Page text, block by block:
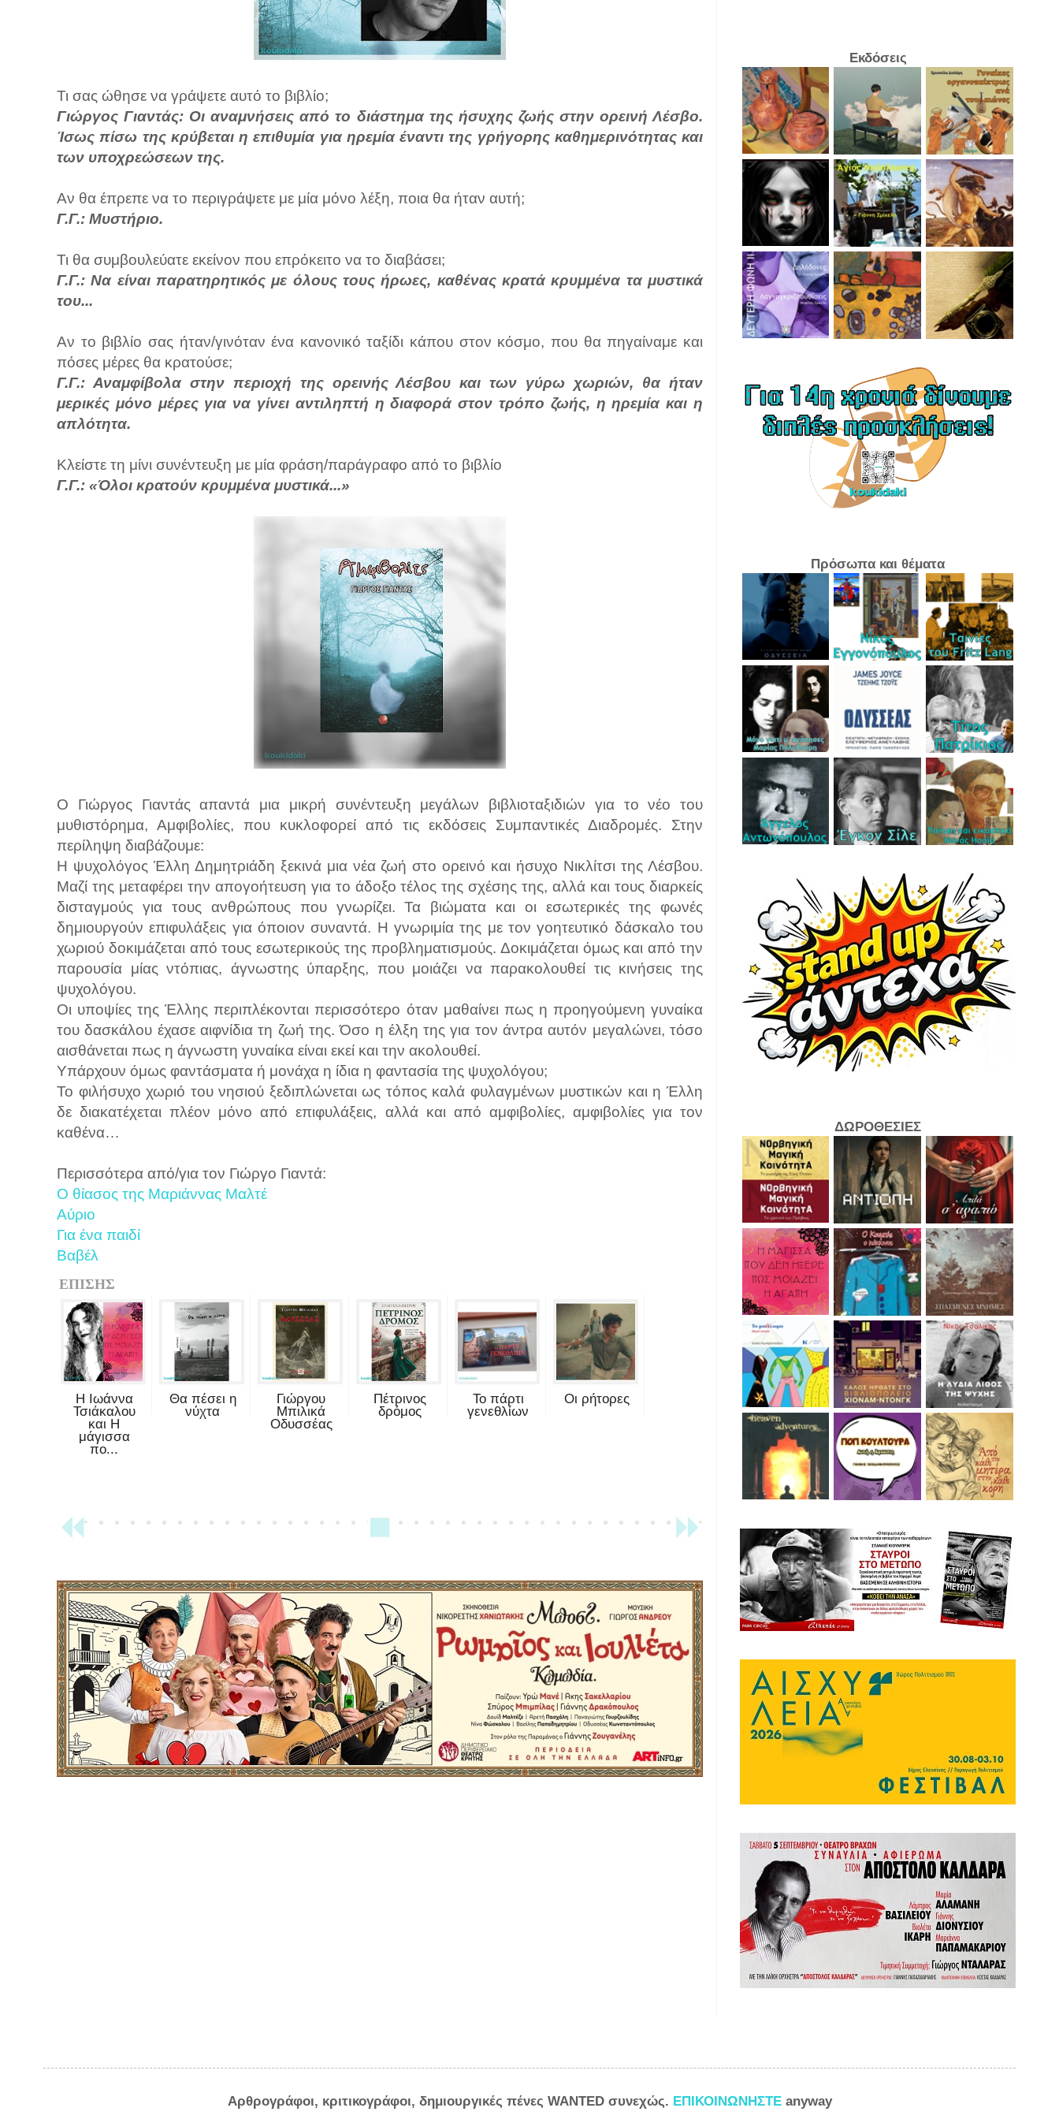
Τι σας ώθησε να γράψετε αυτό το βιβλίο;
Γιώργος Γιαντάς: Οι αναμνήσεις από το διάστημα της ήσυχης ζωής στην ορεινή Λέσβο.
Ίσως πίσω της κρύβεται η επιθυμία για ηρεμία έναντι της γρήγορης καθημερινότητας και
των υποχρεώσεων της.
Αν θα έπρεπε να το περιγράψετε με μία μόνο λέξη, ποια θα ήταν αυτή;
Γ.Γ.: Μυστήριο.
Τι θα συμβουλεύατε εκείνον που επρόκειτο να το διαβάσει;
Γ.Γ.: Να είναι παρατηρητικός με όλους τους ήρωες, καθένας κρατά κρυμμένα τα μυστικά
του...
Αν το βιβλίο σας ήταν/γινόταν ένα κανονικό ταξίδι κάπου στον κόσμο, που θα πηγαίναμε και
πόσες μέρες θα κρατούσε;
Γ.Γ.: Αναμφίβολα στην περιοχή της ορεινής Λέσβου και των γύρω χωριών, θα ήταν
μερικές μόνο μέρες για να γίνει αντιληπτή η διαφορά στον τρόπο ζωής, η ηρεμία και η
απλότητα.
Κλείστε τη μίνι συνέντευξη με μία φράση/παράγραφο από το βιβλίο
Γ.Γ.: «Όλοι κρατούν κρυμμένα μυστικά...»
Ο Γιώργος Γιαντάς απαντά μια μικρή συνέντευξη μεγάλων βιβλιοταξιδιών για το νέο του
μυθιστόρημα, Αμφιβολίες, που κυκλοφορεί από τις εκδόσεις Συμπαντικές Διαδρομές. Στην
περίληψη διαβάζουμε:
Η ψυχολόγος Έλλη Δημητριάδη ξεκινά μια νέα ζωή στο ορεινό και ήσυχο Νικλίτσι της Λέσβου.
Μαζί της μεταφέρει την απογοήτευση για το άδοξο τέλος της σχέσης της, αλλά και τους διαρκείς
δισταγμούς για τους ανθρώπους που γνωρίζει. Τα βιώματα και οι εσωτερικές της φωνές
δημιουργούν επιφυλάξεις για όποιον συναντά. Η γνωριμία της με τον γοητευτικό δάσκαλο του
χωριού δοκιμάζεται από τους εσωτερικούς της προβληματισμούς. Δοκιμάζεται όμως και από την
παρουσία μίας ντόπιας, άγνωστης ύπαρξης, που μοιάζει να παρακολουθεί τις κινήσεις της
ψυχολόγου.
Οι υποψίες της Έλλης περιπλέκονται περισσότερο όταν μαθαίνει πως η προηγούμενη γυναίκα
του δασκάλου έχασε αιφνίδια τη ζωή της. Όσο η έλξη της για τον άντρα αυτόν μεγαλώνει, τόσο
αισθάνεται πως η άγνωστη γυναίκα είναι εκεί και την ακολουθεί.
Υπάρχουν όμως φαντάσματα ή μονάχα η ίδια η φαντασία της ψυχολόγου;
Το φιλήσυχο χωριό του νησιού ξεδιπλώνεται ως τόπος καλά φυλαγμένων μυστικών και η Έλλη
δε διακατέχεται πλέον μόνο από επιφυλάξεις, αλλά και από αμφιβολίες, αμφιβολίες για τον
καθένα…
Περισσότερα από/για τον Γιώργο Γιαντά:
Ο θίασος της Μαριάννας Μαλτέ
Αύριο
Για ένα παιδί
Βαβέλ
ΕΠΙΣΗΣ
Η Ιωάννα
Τσιάκαλου
και Η
μάγισσα
πο...
Θα πέσει η
νύχτα
Γιώργου
Μπιλικά
Οδυσσέας
Πέτρινος
δρόμος
Το πάρτι
γενεθλίων
Οι ρήτορες
Εκδόσεις
Πρόσωπα και θέματα
ΔΩΡΟΘΕΣΙΕΣ
Αρθρογράφοι, κριτικογράφοι, δημιουργικές πένες WANTED συνεχώς. ΕΠΙΚΟΙΝΩΝΗΣΤΕ anyway